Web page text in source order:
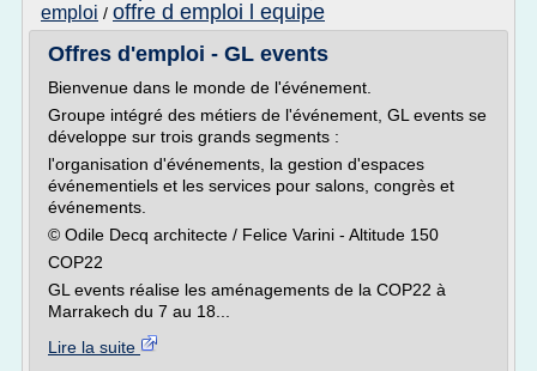
emploi / offre d emploi l equipe
Offres d'emploi - GL events
Bienvenue dans le monde de l'événement.
Groupe intégré des métiers de l'événement, GL events se
développe sur trois grands segments :
l'organisation d'événements, la gestion d'espaces
événementiels et les services pour salons, congrès et
événements.
© Odile Decq architecte / Felice Varini - Altitude 150
COP22
GL events réalise les aménagements de la COP22 à
Marrakech du 7 au 18...
Lire la suite